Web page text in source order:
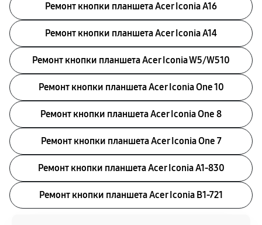
Ремонт кнопки планшета Acer Iconia A16
Ремонт кнопки планшета Acer Iconia A14
Ремонт кнопки планшета Acer Iconia W5/W510
Ремонт кнопки планшета Acer Iconia One 10
Ремонт кнопки планшета Acer Iconia One 8
Ремонт кнопки планшета Acer Iconia One 7
Ремонт кнопки планшета Acer Iconia A1‑830
Ремонт кнопки планшета Acer Iconia B1‑721